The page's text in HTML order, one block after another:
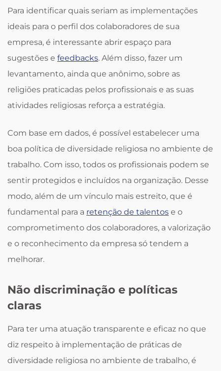
Para identificar quais seriam as implementações
ideais para o perfil dos colaboradores de sua
empresa, é interessante abrir espaço para
sugestões e feedbacks. Além disso, fazer um
levantamento, ainda que anônimo, sobre as
religiões praticadas pelos profissionais e as suas
atividades religiosas reforça a estratégia.
Com base em dados, é possível estabelecer uma
boa política de diversidade religiosa no ambiente de
trabalho. Com isso, todos os profissionais podem se
sentir protegidos e incluídos na organização. Desse
modo, além de um vínculo mais estreito, que é
fundamental para a retenção de talentos e o
comprometimento dos colaboradores, a valorização
e o reconhecimento da empresa só tendem a
melhorar.
Não discriminação e políticas
claras
Para ter uma atuação transparente e eficaz no que
diz respeito à implementação de práticas de
diversidade religiosa no ambiente de trabalho, é